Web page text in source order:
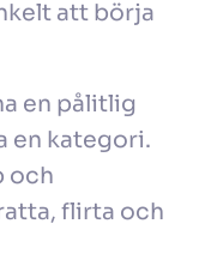
att börja
en pålitlig
en kategori.
och
flirta och